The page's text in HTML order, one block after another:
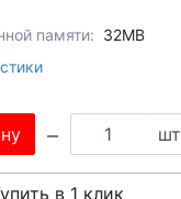
памяти: 32MB
шт
в 1 клик